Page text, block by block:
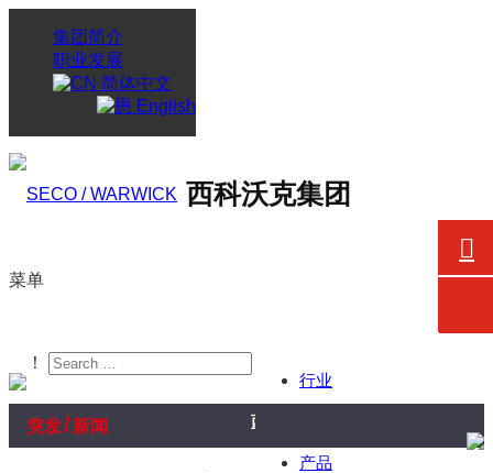
集团简介
职业发展
简体中文
English
西科沃克集团
菜单
行业
产品
！
突发/新闻 西科沃克向戈德瑞吉企业集团航空